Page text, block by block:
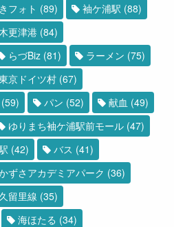
フォト (89) 袖ケ浦駅 (88)
木更津港 (84)
らづBiz (81) ラーメン (75)
京ドイツ村 (67)
(59) パン (52) 献血 (49)
ゆりまち袖ケ浦駅前モール (47)
(42) バス (41)
ずさアカデミアパーク (36)
久留里線 (35)
海ほたる (34)